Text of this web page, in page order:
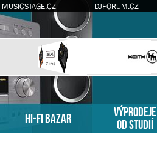
MUSICSTAGE.CZ DJFORUM.CZ
HI-FI BAZAR
VÝPRODEJE
OD STUDIÍ